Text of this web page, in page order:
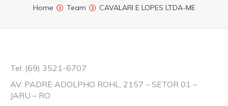
You are here:
Home Team CAVALARI E LOPES LTDA-ME
Tel: (69) 3521-6707
AV. PADRE ADOLPHO ROHL, 2157 – SETOR 01 –
JARU – RO